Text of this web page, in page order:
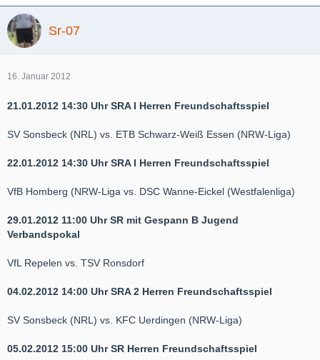
Sr-07
16. Januar 2012
21.01.2012 14:30 Uhr SRA I Herren Freundschaftsspiel
SV Sonsbeck (NRL) vs. ETB Schwarz-Weiß Essen (NRW-Liga)
22.01.2012 14:30 Uhr SRA I Herren Freundschaftsspiel
VfB Homberg (NRW-Liga vs. DSC Wanne-Eickel (Westfalenliga)
29.01.2012 11:00 Uhr SR mit Gespann B Jugend
Verbandspokal
VfL Repelen vs. TSV Ronsdorf
04.02.2012 14:00 Uhr SRA 2 Herren Freundschaftsspiel
SV Sonsbeck (NRL) vs. KFC Uerdingen (NRW-Liga)
05.02.2012 15:00 Uhr SR Herren Freundschaftsspiel